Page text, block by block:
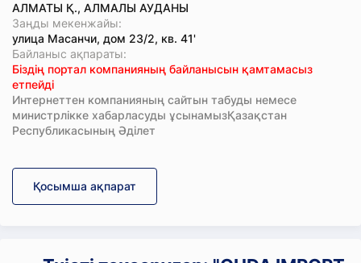
АЛМАТЫ Қ., АЛМАЛЫ АУДАНЫ
Заңды мекенжайы:
улица Масанчи, дом 23/2, кв. 41'
Байланыс ақпараты:
Біздің портал компанияның байланысын қамтамасыз
етпейді
Интернеттен компанияның сайтын табуды немесе
министрлікке хабарласуды ұсынамызҚазақстан
Республикасының Әділет
Қосымша ақпарат